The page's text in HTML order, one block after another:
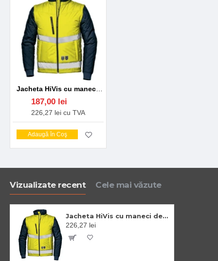
187,00 lei
226,27 lei cu TVA
Adaugă în Coş
Vizualizate recent Cele mai văzute
Jacheta HiVis cu maneci detasabile, galben-bleumarin
226,27 lei